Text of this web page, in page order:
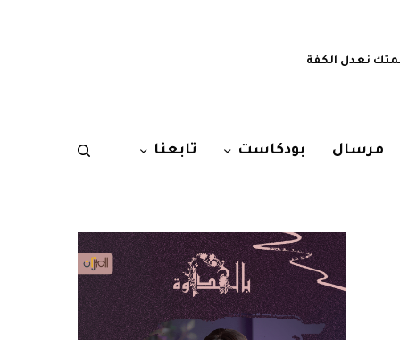
نعدل الكفة
مرسال بودكاست تابعنا